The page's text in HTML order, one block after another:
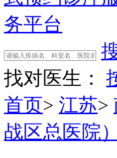
找对医生：
首页> 江苏>
战区总医院）